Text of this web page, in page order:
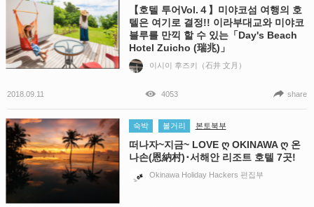
【호텔 투어Vol.４】미야코섬 여행의 호
텔은 여기로 결정!! 이라부대교와 미야코
블루를 만끽 할 수 있는「Day's Beach
Hotel Zuicho (瑞兆)」
이시이 후즈키（石井 文月）
2018.09.11 4053 share
숙박 볼거리 본토북부
떠나자~지금~ LOVE ღ OKINAWA ღ 온
나손(恩納村)･서해안 리조트 호텔 7곳!
Okinawa Holiday Hackers 편집부